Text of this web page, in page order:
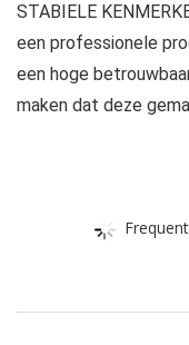
STABIELE
een professionele
een hoge
maken dat deze